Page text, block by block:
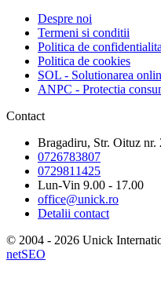
Despre noi
Termeni si conditii
Politica de
Politica de cookies
SOL - Solutionarea
ANPC - Protectia
Contact
Bragadiru, Str. Oituz nr.
0726783807
0729811425
Lun-Vin 9.00 - 17.00
office@unick.ro
Detalii contact
© 2004 - 2026 Unick
netSEO